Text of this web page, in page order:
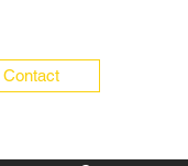
Contact